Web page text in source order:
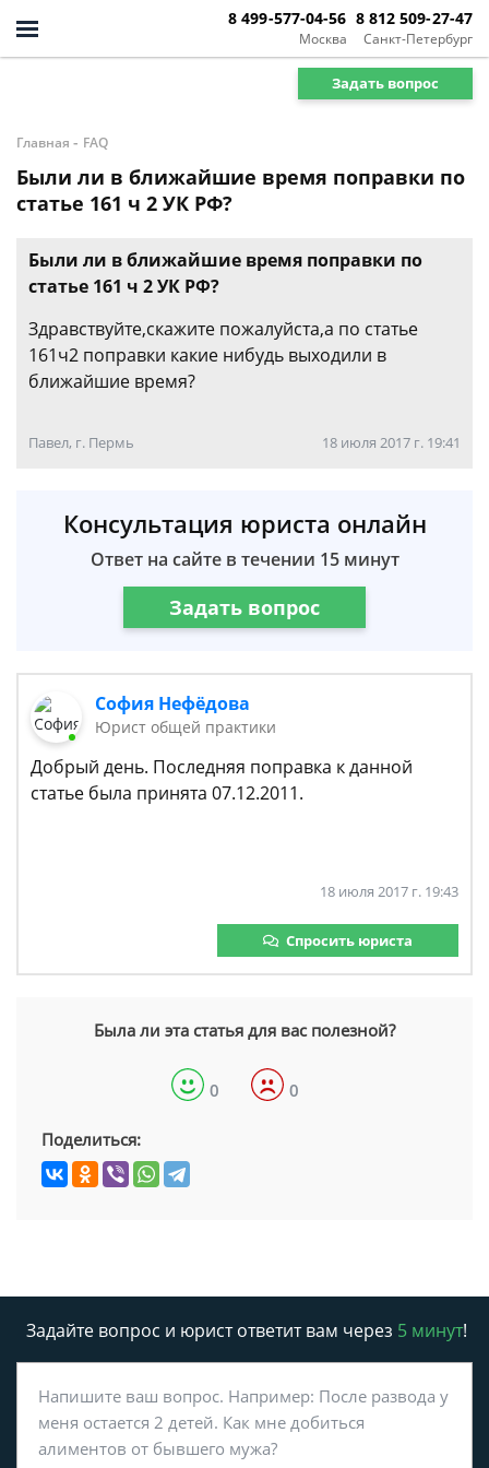
Москва
8 499-577-04-56
Санкт-Петербург
8 812 509-27-47
Задать вопрос
Главная - FAQ
Были ли в ближайшие время поправки по
статье 161 ч 2 УК РФ?
Были ли в ближайшие время поправки по
статье 161 ч 2 УК РФ?
Здравствуйте,скажите пожалуйста,а по статье
161ч2 поправки какие нибудь выходили в
ближайшие время?
Павел, г. Пермь 18 июля 2017 г. 19:41
Консультация юриста онлайн
Ответ на сайте в течении 15 минут
Задать вопрос
София Нефёдова
Юрист общей практики
Добрый день. Последняя поправка к данной
статье была принята 07.12.2011.
18 июля 2017 г. 19:43
Спросить юриста
Была ли эта статья для вас полезной?
0 0
Поделиться:
Задайте вопрос и юрист ответит вам через 5 минут!